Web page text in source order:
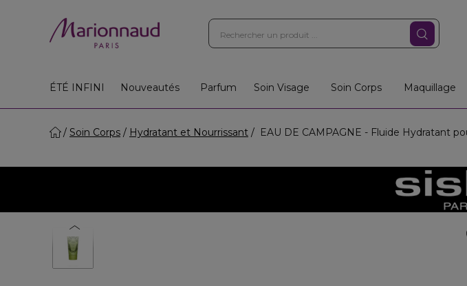
ÉTÉ INFINI Nouveautés Parfum Soin Visage Soin Corps Maquillage
Soin Corps Hydratant et Nourrissant EAU DE CAMPAGNE - Fluide Hydratant